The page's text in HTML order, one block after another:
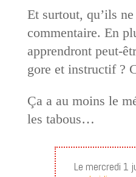
Et surtout, qu’ils
commentaire. En
apprendront peut-
gore et instructif ?
Ça a au moins le
les tabous…
Le mercredi 1